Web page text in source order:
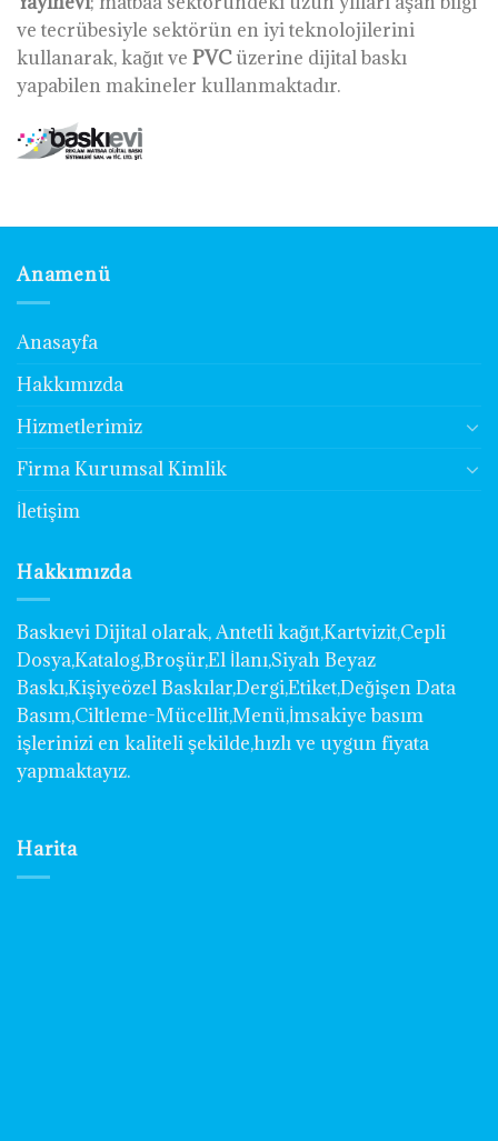
ve tecrübesiyle sektörün en iyi teknolojilerini
kullanarak, kağıt ve PVCüzerine dijital baskı
yapabilen makineler kullanmaktadır.
Anamenü
Anasayfa
Hakkımızda
Hizmetlerimiz
Firma Kurumsal Kimlik
İletişim
Hakkımızda
Baskıevi Dijital olarak, Antetli kağıt,Kartvizit,Cepli
Dosya,Katalog,Broşür,El İlanı,Siyah Beyaz
Baskı,Kişiyeözel Baskılar,Dergi,Etiket,Değişen Data
Basım,Ciltleme-Mücellit,Menü,İmsakiye basım
işlerinizi en kaliteli şekilde,hızlı ve uygun fiyata
yapmaktayız.
Harita